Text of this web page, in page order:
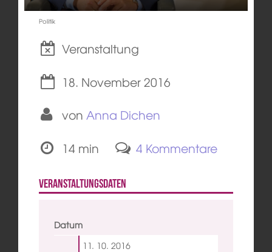
Politik
Veranstaltung
18. November 2016
von Anna Dichen
14 min
4 Kommentare
Veranstaltungsdaten
Datum
11. 10. 2016